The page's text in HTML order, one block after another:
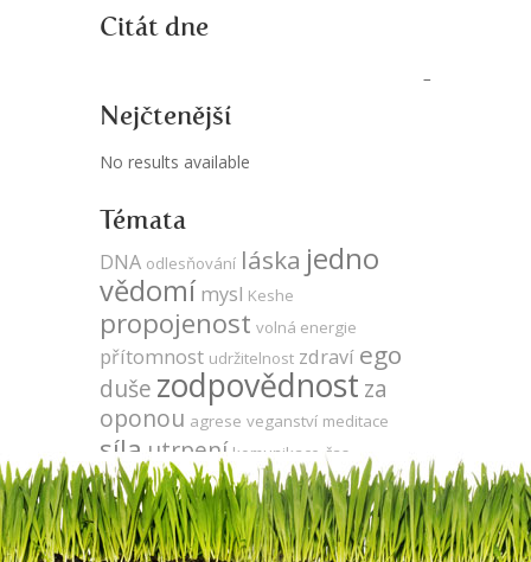
Citát dne
Nejčtenější
No results available
Témata
DNA odlesňování láska jedno
vědomí mysl Keshe
propojenost volná energie
přítomnost udržitelnost zdraví ego
duše zodpovědnost za
oponou agrese veganství meditace
síla utrpení komunikace čas
produktivita léčení kooperace
vegetariánství neutralita strach Tesla
vývoj sója gmo evoluce energie